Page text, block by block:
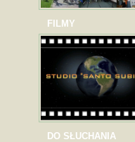
FILMY
DO SŁUCHANIA